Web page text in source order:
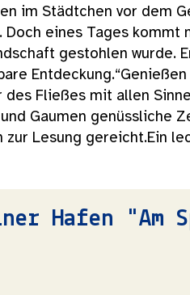
im Städtchen vor dem
Doch eines Tages kommt
gestohlen wurde.
des Fließes mit allen
Gaumen genüssliche
zur Lesung gereicht.Ein
Hafen "Am